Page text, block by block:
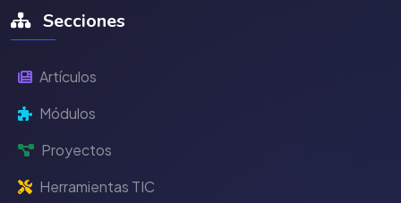
Secciones
Artículos
Módulos
Proyectos
Herramientas TIC